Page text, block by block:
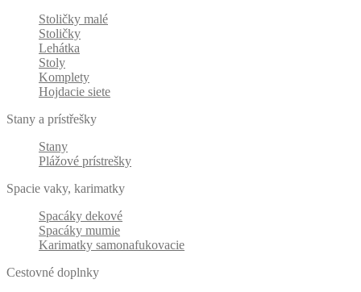
Stoličky malé
Stoličky
Lehátka
Stoly
Komplety
Hojdacie siete
Stany a prístřešky
Stany
Plážové prístrešky
Spacie vaky, karimatky
Spacáky dekové
Spacáky mumie
Karimatky samonafukovacie
Cestovné doplnky